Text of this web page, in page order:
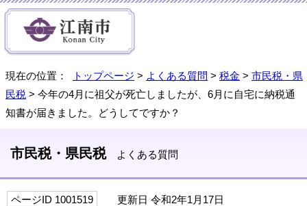
現在の位置： トップページ > よくある質問 > 税金 > 市民税・県
民税 > 今年の4月に祖父が死亡しましたが、6月に自宅に納税通
知書が届きました。どうしてですか？
市民税・県民税よくある質問
ページID 1001519 更新日 令和2年1月17日